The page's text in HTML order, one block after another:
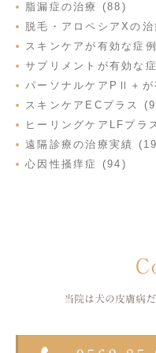
脂漏症の治療 (88)
脱毛・アロペシアXの
スキンケアが有効な症
サプリメントが有効な
パーソナルケアPⅡ＋
スキンケアECプラス
ヒーリングケアLFプラ
遠隔診療の治療実績
心因性掻痒症 (94)
当院は犬の皮膚病